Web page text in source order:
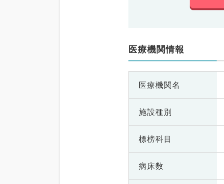
医療機関情報
医療機関名
施設種別
標榜科目
病床数